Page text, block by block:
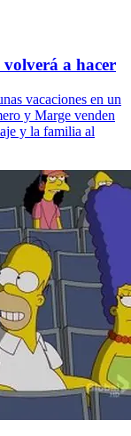
a hacer
vacaciones en un
y Marge venden
y la familia al